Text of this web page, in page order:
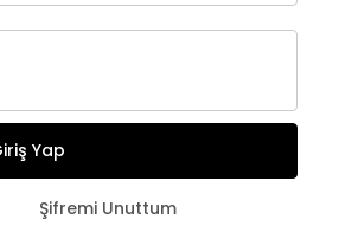
Yap
Şifremi Unuttum